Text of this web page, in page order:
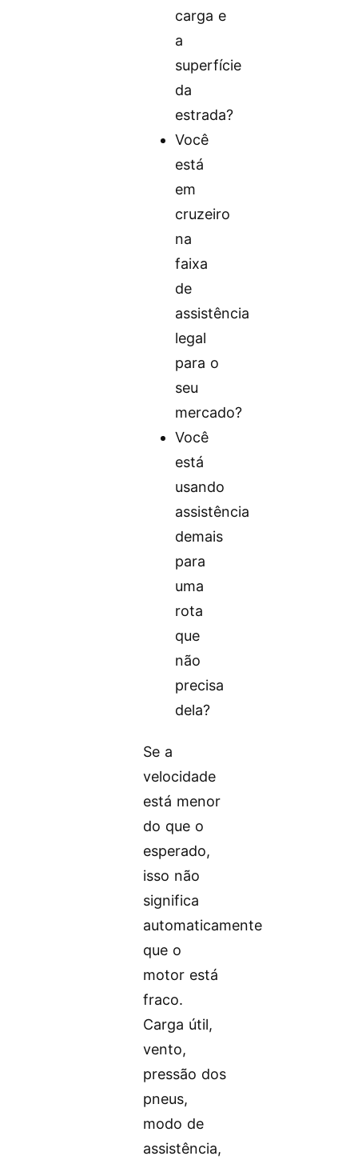
carga e
a
superfície
da
estrada?
Você
está
em
cruzeiro
na
faixa
de
assistência
legal
para o
seu
mercado?
Você
está
usando
assistência
demais
para
uma
rota
que
não
precisa
dela?
Se a
velocidade
está menor
do que o
esperado,
isso não
significa
automaticamente
que o
motor está
fraco.
Carga útil,
vento,
pressão dos
pneus,
modo de
assistência,